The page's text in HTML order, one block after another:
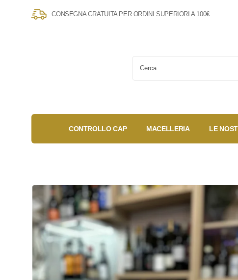
CONSEGNA GRATUITA PER ORDINI SUPERIORI A 100€
CONTROLLO CAP MACELLERIA LE